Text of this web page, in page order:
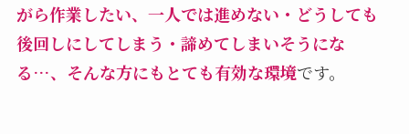
がら作業したい、一人では進めない・どうしても
後回しにしてしまう・諦めてしまいそうにな
る…、そんな方にもとても有効な環境です。